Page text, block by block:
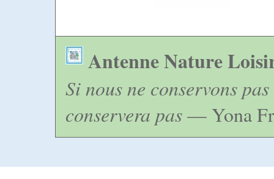
Antenne Nature
Si nous ne conservons
conservera pas— Yona